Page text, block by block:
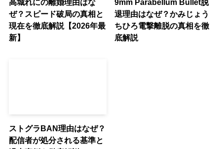
高城れにの離婚理由はな
ぜ？スピード破局の真相と
現在を徹底解説【2026年最
新】
9mm Parabellum Bullet脱
退理由はなぜ？かみじょう
ちひろ電撃離脱の真相を徹
底解説
ストグラBAN理由はなぜ？
配信者が処分される基準と